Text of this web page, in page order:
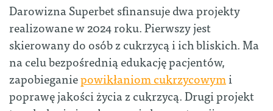
Darowizna Superbet sfinansuje dwa projekty
realizowane w 2024 roku. Pierwszy jest
skierowany do osób z cukrzycą i ich bliskich. Ma
na celu bezpośrednią edukację pacjentów,
zapobieganiepowikłaniom cukrzycowymi
poprawę jakości życia z cukrzycą. Drugi projekt